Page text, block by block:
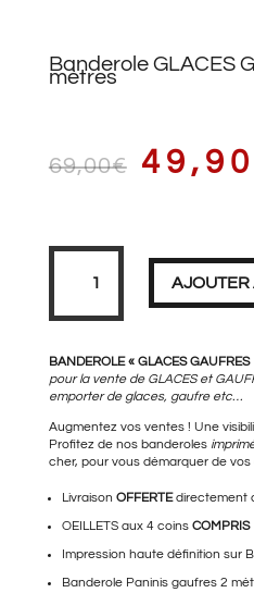
Banderole GLACES
mètres
69,00€ LE
PRIX
49,90
quantité
Banderole
GLACES
Taille
mètres
AJOUTER
BANDEROLE « GLACES
pour la vente de GLACES et
emporter de glaces, gaufre etc…
Augmentez vos ventes ! Une
Profitez de nos banderoles
cher, pour vous démarquer de vos
Livraison OFFERTEdirectement
OEILLETS aux 4 coins COMPRIS
Impression haute définition sur
Banderole Paninis gaufres 2